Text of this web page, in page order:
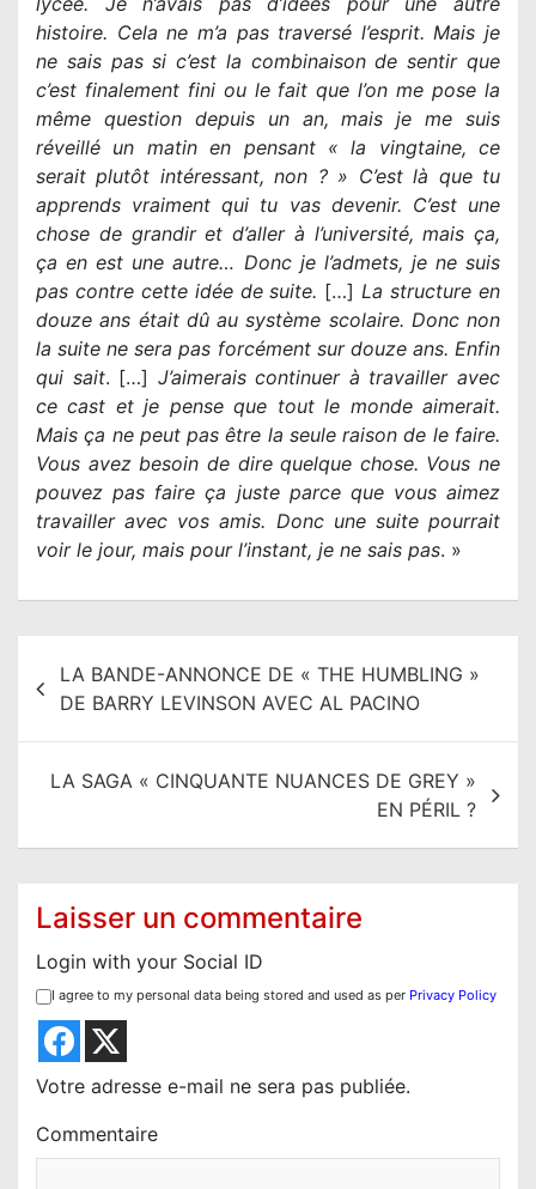
histoire. Cela ne m’a pas traversé l’esprit. Mais je
ne sais pas si c’est la combinaison de sentir que
c’est finalement fini ou le fait que l’on me pose la
même question depuis un an, mais je me suis
réveillé un matin en pensant « la vingtaine, ce
serait plutôt intéressant, non ? » C’est là que tu
apprends vraiment qui tu vas devenir. C’est une
chose de grandir et d’aller à l’université, mais ça,
ça en est une autre… Donc je l’admets, je ne suis
pas contre cette idée de suite. […]La structure en
douze ans était dû au système scolaire. Donc non
la suite ne sera pas forcément sur douze ans. Enfin
qui sait. […] J’aimerais continuer à travailler avec
ce cast et je pense que tout le monde aimerait.
Mais ça ne peut pas être la seule raison de le faire.
Vous avez besoin de dire quelque chose. Vous ne
pouvez pas faire ça juste parce que vous aimez
travailler avec vos amis. Donc une suite pourrait
voir le jour, mais pour l’instant, je ne sais pas. »
d
LA BANDE-ANNONCE DE « THE HUMBLING »
DE BARRY LEVINSON AVEC AL PACINO
LA SAGA « CINQUANTE NUANCES DE GREY »
EN PÉRIL ?
Laisser un commentaire
Login with your Social ID
I agree to my personal data being stored and used as per Privacy Policy
Votre adresse e-mail ne sera pas publiée.
Commentaire